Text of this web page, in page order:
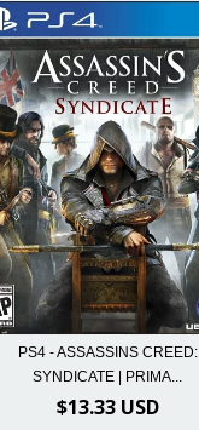
PS4 - ASSASSINS CREED:
SYNDICATE | PRIMA...
$13.33 USD